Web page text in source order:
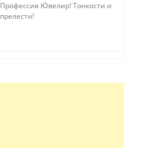
Профессия Ювелир! Тонкости и
прелести!